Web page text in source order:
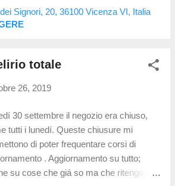
e come prevenire i problemi (ed
noiose, visite al pronto soccorso il
di congiuntiviti e cheratiti dovute ad
giá da qualche anno vengono
e ad affidarsi a personale
nella gestione delle lenti a
I rischi É doveroso ricordare che le
a contatto sono dispositivi medici che
direttamente con l'occhio , la
Signori, 20, 36100 Vicenza VI, Italia
totale
26, 2019
30 settembre il negozio era chiuso,
tutti i lunedí. Queste chiusure mi
di poter frequentare corsi di
. Aggiornamento su tutto;
su cose che giá so ma che ritengo sia